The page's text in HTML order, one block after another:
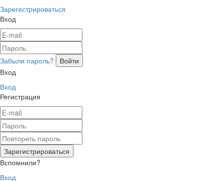
Зарегестрироваться
Вход
Забыли пароль?
Вход
Вход
Регистрация
Вспомнили?
Вход